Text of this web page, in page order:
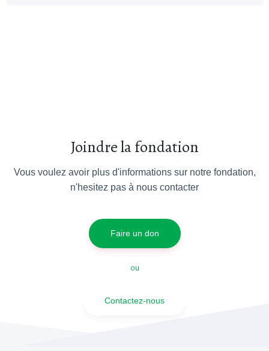
Joindre la fondation
Vous voulez avoir plus d'informations sur notre fondation,
n'hesitez pas à nous contacter
Faire un don
ou
Contactez-nous